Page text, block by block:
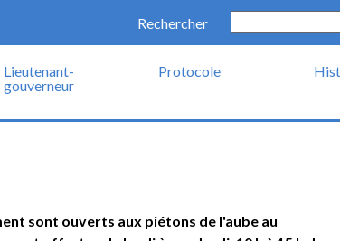
Rechercher
Lieutenant-
gouverneur
Protocole
sont ouverts aux piétons de l'aube au